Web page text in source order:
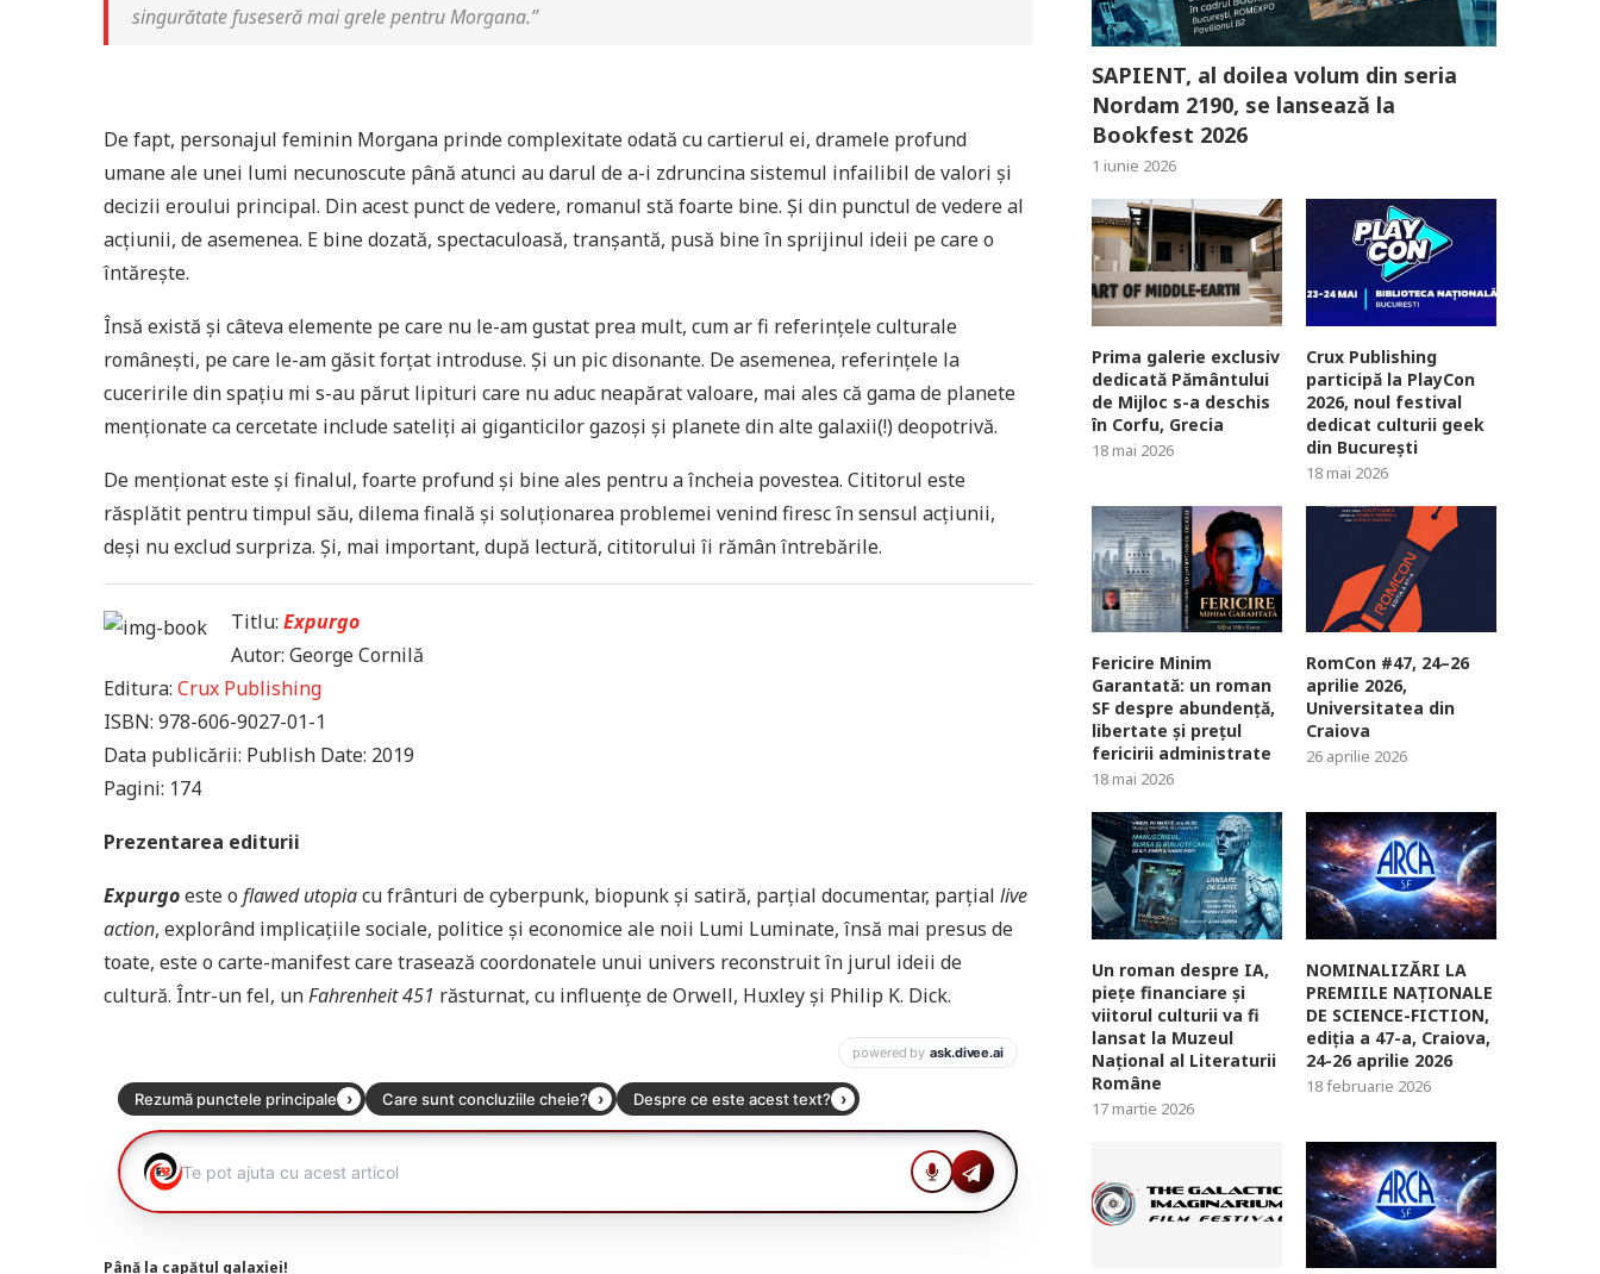
singurătate fuseseră mai grele pentru Morgana.”
De fapt, personajul feminin Morgana prinde complexitate odată cu cartierul ei, dramele profund
umane ale unei lumi necunoscute până atunci au darul de a-i zdruncina sistemul infailibil de valori și
decizii eroului principal. Din acest punct de vedere, romanul stă foarte bine. Și din punctul de vedere al
acțiunii, de asemenea. E bine dozată, spectaculoasă, tranșantă, pusă bine în sprijinul ideii pe care o
întărește.
Însă există și câteva elemente pe care nu le-am gustat prea mult, cum ar fi referințele culturale
românești, pe care le-am găsit forțat introduse. Și un pic disonante. De asemenea, referințele la
cuceririle din spațiu mi s-au părut lipituri care nu aduc neapărat valoare, mai ales că gama de planete
menționate ca cercetate include sateliți ai giganticilor gazoși și planete din alte galaxii(!) deopotrivă.
De menționat este și finalul, foarte profund și bine ales pentru a încheia povestea. Cititorul este
răsplătit pentru timpul său, dilema finală și soluționarea problemei venind firesc în sensul acțiunii,
deși nu exclud surpriza. Și, mai important, după lectură, cititorului îi rămân întrebările.
Titlu: Expurgo
Autor: George Cornilă
Editura: Crux Publishing
ISBN: 978-606-9027-01-1
Data publicării: Publish Date: 2019
Pagini: 174
Prezentarea editurii
Expurgoeste o flawed utopiacu frânturi de cyberpunk, biopunk și satiră, parțial documentar, parțial live
action, explorând implicațiile sociale, politice și economice ale noii Lumi Luminate, însă mai presus de
toate, este o carte-manifest care trasează coordonatele unui univers reconstruit în jurul ideii de
cultură. Într-un fel, unFahrenheit 451 răsturnat, cu influențe de Orwell, Huxley și Philip K. Dick.
Până la capătul galaxiei!
SAPIENT, al doilea volum din seria
Nordam 2190, se lansează la
Bookfest 2026
1 iunie 2026
Prima galerie exclusiv
dedicată Pământului
de Mijloc s-a deschis
în Corfu, Grecia
18 mai 2026
Crux Publishing
participă la PlayCon
2026, noul festival
dedicat culturii geek
din București
18 mai 2026
Fericire Minim
Garantată: un roman
SF despre abundență,
libertate și prețul
fericirii administrate
18 mai 2026
RomCon #47, 24–26
aprilie 2026,
Universitatea din
Craiova
26 aprilie 2026
Un roman despre IA,
piețe financiare și
viitorul culturii va fi
lansat la Muzeul
Național al Literaturii
Române
17 martie 2026
NOMINALIZĂRI LA
PREMIILE NAȚIONALE
DE SCIENCE-FICTION,
ediția a 47-a, Craiova,
24-26 aprilie 2026
18 februarie 2026